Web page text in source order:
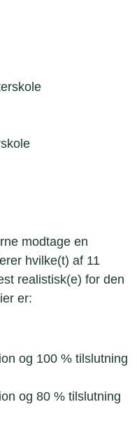
modtage en
hvilke(t) af 11
realistisk(e) for den
er:
og 100 % tilslutning
og 80 % tilslutning